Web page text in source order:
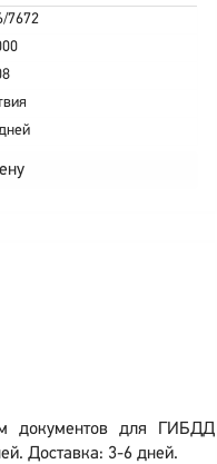
7672
документов для ГИБДД
Доставка: 3-6 дней.